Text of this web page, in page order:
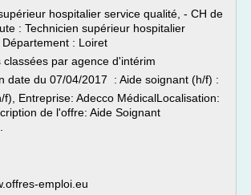
hospitalier service qualité, - CH de
: Technicien supérieur hospitalier
: Loiret
classées par agence d'intérim
date du 07/04/2017 : Aide soignant (h/f) :
f), Entreprise: Adecco MédicalLocalisation:
de l'offre: Aide Soignant
emploi.eu